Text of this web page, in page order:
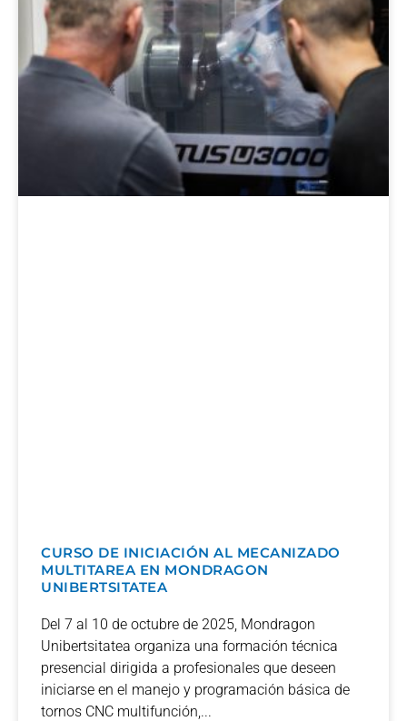
CURSO DE INICIACIÓN AL MECANIZADO
MULTITAREA EN MONDRAGON
UNIBERTSITATEA
Del 7 al 10 de octubre de 2025, Mondragon
Unibertsitatea organiza una formación técnica
presencial dirigida a profesionales que deseen
iniciarse en el manejo y programación básica de
tornos CNC multifunción,